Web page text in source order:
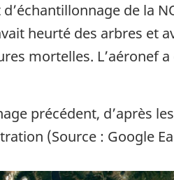
de la
heurté des arbres et
mortelles. L’aéronef
précédent, d’après
(Source : Google